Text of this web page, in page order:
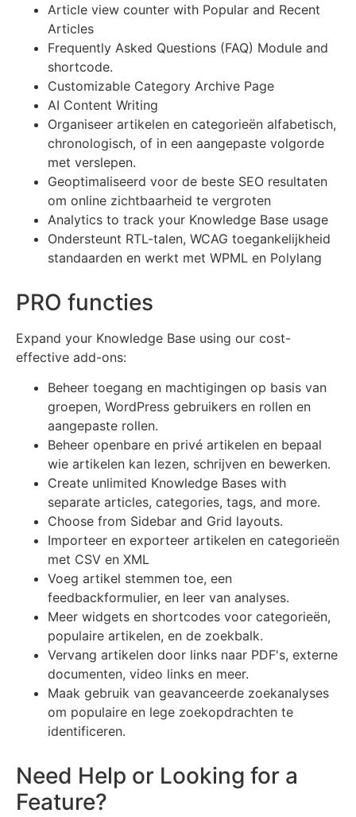
Article view counter with Popular and Recent
Articles
Frequently Asked Questions (FAQ) Module and
shortcode.
Customizable Category Archive Page
AI Content Writing
Organiseer artikelen en categorieën alfabetisch,
chronologisch, of in een aangepaste volgorde
met verslepen.
Geoptimaliseerd voor de beste SEO resultaten
om online zichtbaarheid te vergroten
Analytics to track your Knowledge Base usage
Ondersteunt RTL-talen, WCAG toegankelijkheid
standaarden en werkt met WPML en Polylang
PRO functies
Expand your Knowledge Base using our cost-
effective add-ons:
Beheer toegang en machtigingen op basis van
groepen, WordPress gebruikers en rollen en
aangepaste rollen.
Beheer openbare en privé artikelen en bepaal
wie artikelen kan lezen, schrijven en bewerken.
Create unlimited Knowledge Bases with
separate articles, categories, tags, and more.
Choose from Sidebar and Grid layouts.
Importeer en exporteer artikelen en categorieën
met CSV en XML
Voeg artikel stemmen toe, een
feedbackformulier, en leer van analyses.
Meer widgets en shortcodes voor categorieën,
populaire artikelen, en de zoekbalk.
Vervang artikelen door links naar PDF's, externe
documenten, video links en meer.
Maak gebruik van geavanceerde zoekanalyses
om populaire en lege zoekopdrachten te
identificeren.
Need Help or Looking for a
Feature?